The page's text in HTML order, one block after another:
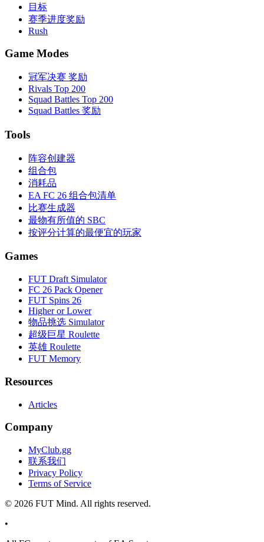
目标
赛季进度奖励
Rush
Game Modes
冠军决赛 奖励
Rivals Top 200
Squad Battles Top 200
Squad Battles 奖励
Tools
阵容创建器
组合包
消耗品
EA FC 26 组合包清单
比赛生成器
最物有所值的 SBC
按评分计算的最便宜的玩家
Games
FUT Draft Simulator
FC 26 Pack Opener
FUT Spins 26
Higher or Lower
物品挑选 Simulator
超级巨星 Roulette
英雄 Roulette
FUT Memory
Resources
Articles
Company
MyClub.gg
联系我们
Privacy Policy
Terms of Service
© 2026 FUT Mind. All rights reserved.
•